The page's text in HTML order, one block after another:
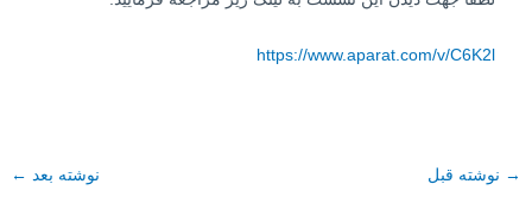
https://www.aparat.com/v/C6K2l
→ نوشته قبل نوشته بعد ←